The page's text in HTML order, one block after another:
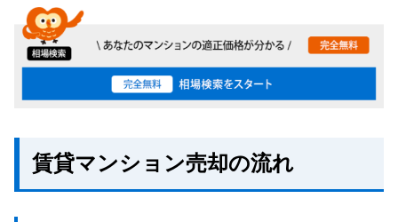
賃貸マンション売却の流れ